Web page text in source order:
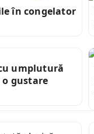
în congelator
umplutură
gustare